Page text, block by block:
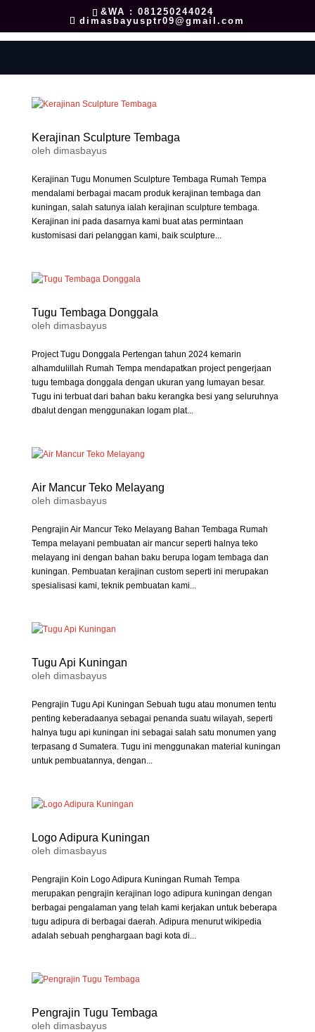
&WA : 081250244024
dimasbayusptr09@gmail.com
Kerajinan Sculpture Tembaga
oleh dimasbayus
Kerajinan Tugu Monumen Sculpture Tembaga Rumah Tempa
mendalami berbagai macam produk kerajinan tembaga dan
kuningan, salah satunya ialah kerajinan sculpture tembaga.
Kerajinan ini pada dasarnya kami buat atas permintaan
kustomisasi dari pelanggan kami, baik sculpture...
Tugu Tembaga Donggala
oleh dimasbayus
Project Tugu Donggala Pertengan tahun 2024 kemarin
alhamdulillah Rumah Tempa mendapatkan project pengerjaan
tugu tembaga donggala dengan ukuran yang lumayan besar.
Tugu ini terbuat dari bahan baku kerangka besi yang seluruhnya
dbalut dengan menggunakan logam plat...
Air Mancur Teko Melayang
oleh dimasbayus
Pengrajin Air Mancur Teko Melayang Bahan Tembaga Rumah
Tempa melayani pembuatan air mancur seperti halnya teko
melayang ini dengan bahan baku berupa logam tembaga dan
kuningan. Pembuatan kerajinan custom seperti ini merupakan
spesialisasi kami, teknik pembuatan kami...
Tugu Api Kuningan
oleh dimasbayus
Pengrajin Tugu Api Kuningan Sebuah tugu atau monumen tentu
penting keberadaanya sebagai penanda suatu wilayah, seperti
halnya tugu api kuningan ini sebagai salah satu monumen yang
terpasang d Sumatera. Tugu ini menggunakan material kuningan
untuk pembuatannya, dengan...
Logo Adipura Kuningan
oleh dimasbayus
Pengrajin Koin Logo Adipura Kuningan Rumah Tempa
merupakan pengrajin kerajinan logo adipura kuningan dengan
berbagai pengalaman yang telah kami kerjakan untuk beberapa
tugu adipura di berbagai daerah. Adipura menurut wikipedia
adalah sebuah penghargaan bagi kota di...
Pengrajin Tugu Tembaga
oleh dimasbayus